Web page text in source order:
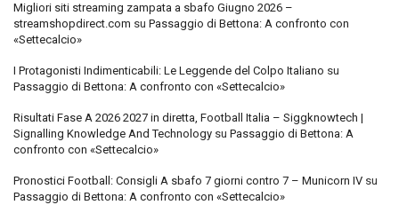
Migliori siti streaming zampata a sbafo Giugno 2026 –
streamshopdirect.com su Passaggio di Bettona: A confronto con
«Settecalcio»
I Protagonisti Indimenticabili: Le Leggende del Colpo Italiano su
Passaggio di Bettona: A confronto con «Settecalcio»
Risultati Fase A 2026 2027 in diretta, Football Italia – Siggknowtech |
Signalling Knowledge And Technology su Passaggio di Bettona: A
confronto con «Settecalcio»
Pronostici Football: Consigli A sbafo 7 giorni contro 7 – Municorn IV su
Passaggio di Bettona: A confronto con «Settecalcio»